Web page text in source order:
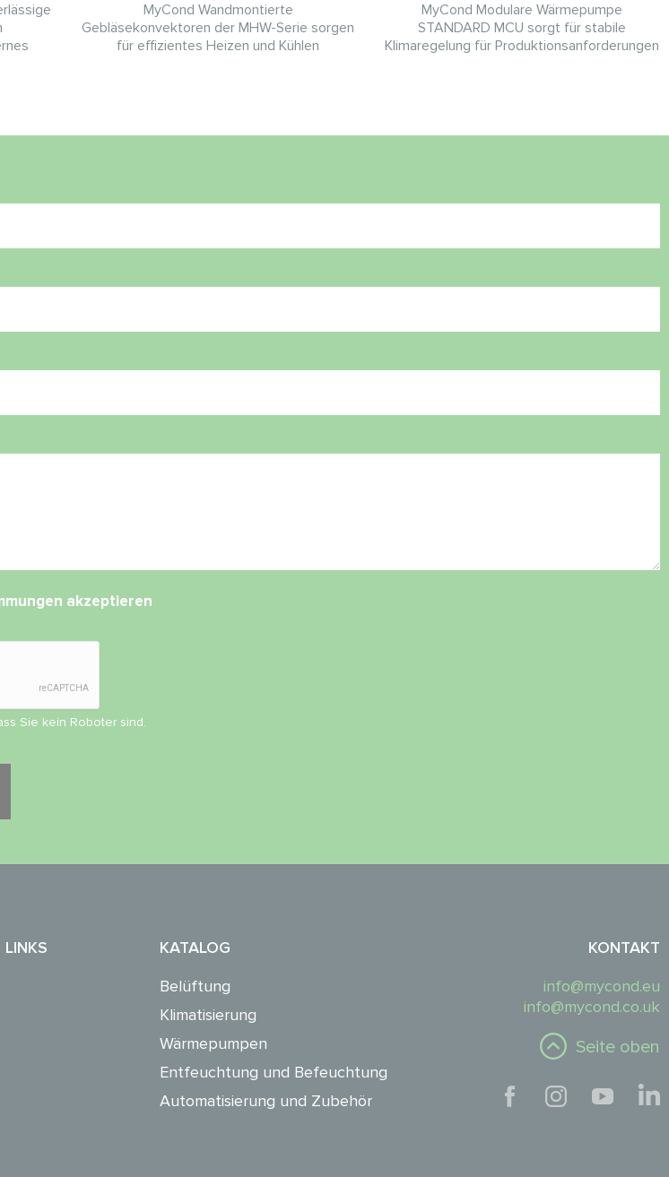
MyCond Wandmontierte
Gebläsekonvektoren der MHW-Serie sorgen
für effizientes Heizen und Kühlen
MyCond Modulare Wärmepumpe
STANDARD MCU sorgt für stabile
Klimaregelung für Produktionsanforderungen
akzeptieren
Sie kein Roboter sind.
LINKS
KATALOG
Belüftung
Klimatisierung
Wärmepumpen
Entfeuchtung und Befeuchtung
Automatisierung und Zubehör
KONTAKT
info@mycond.eu
info@mycond.co.uk
Seite oben